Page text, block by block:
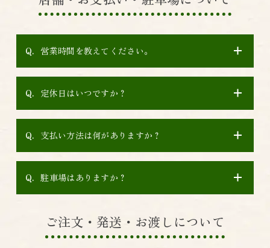
営業時間を教えてください。
定休日はいつですか？
支払い方法は何がありますか？
駐車場はありますか？
ご注文・発送・お渡しについて